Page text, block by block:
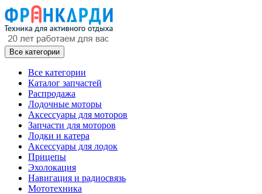
Все категории
Все категории
Каталог запчастей
Распродажа
Лодочные моторы
Аксессуары для моторов
Запчасти для моторов
Лодки и катера
Аксессуары для лодок
Прицепы
Эхолокация
Навигация и радиосвязь
Мототехника